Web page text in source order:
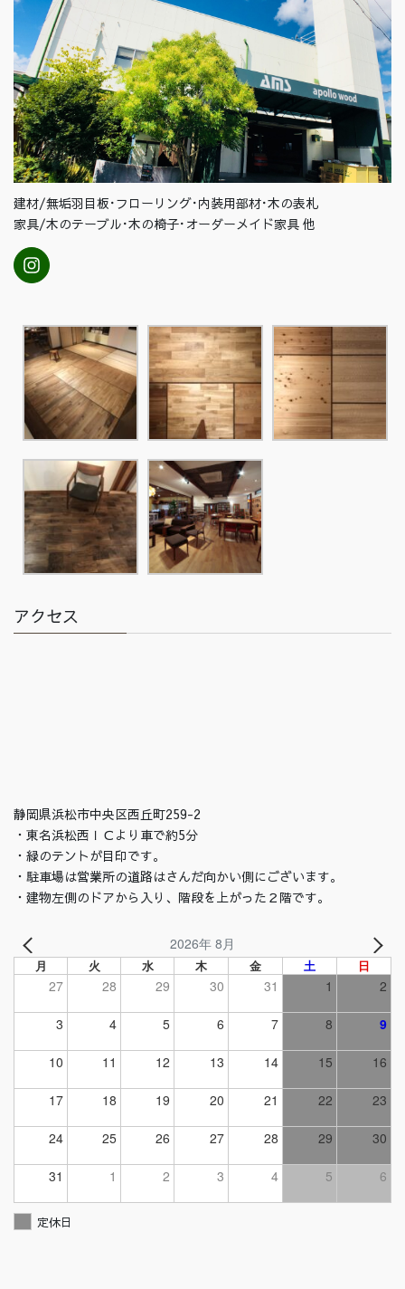
建材/無垢羽目板･フローリング･内装用部材･木の表札
家具/木のテーブル･木の椅子･オーダーメイド家具 他
アクセス
静岡県浜松市中央区西丘町259-2
・東名浜松西ＩＣより車で約5分
・緑のテントが目印です。
・駐車場は営業所の道路はさんだ向かい側にございます。
・建物左側のドアから入り、階段を上がった２階です。
2026年 8月
月 火 水 木 金 土 日
27 28 29 30 31 1 2
3 4 5 6 7 8 9
10 11 12 13 14 15 16
17 18 19 20 21 22 23
24 25 26 27 28 29 30
31 1 2 3 4 5 6
定休日